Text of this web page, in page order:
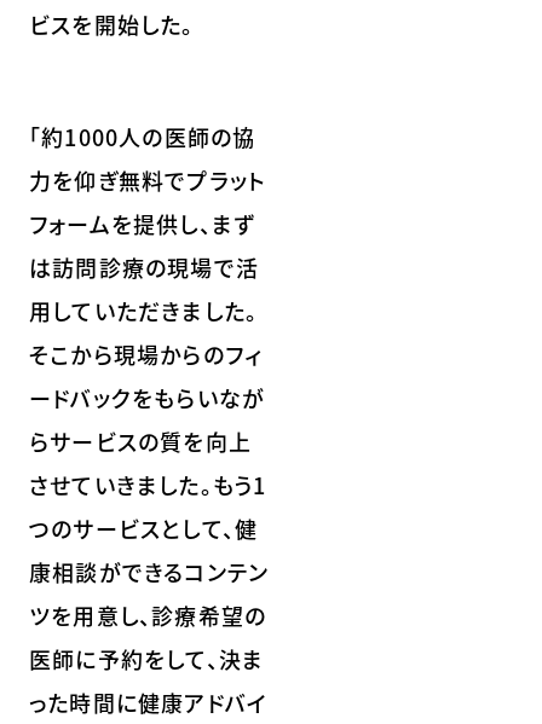
ビスを開始した。
「約1000人の医師の協
力を仰ぎ無料でプラット
フォームを提供し、まず
は訪問診療の現場で活
用していただきました。
そこから現場からのフィ
ードバックをもらいなが
らサービスの質を向上
させていきました。もう1
つのサービスとして、健
康相談ができるコンテン
ツを用意し、診療希望の
医師に予約をして、決ま
った時間に健康アドバイ